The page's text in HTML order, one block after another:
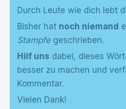
Durch Leute wie dich lebt
Bisher hat noch niemand
Stampfegeschrieben.
Hilf uns dabei, dieses
besser zu machen und
Kommentar.
Vielen Dank!